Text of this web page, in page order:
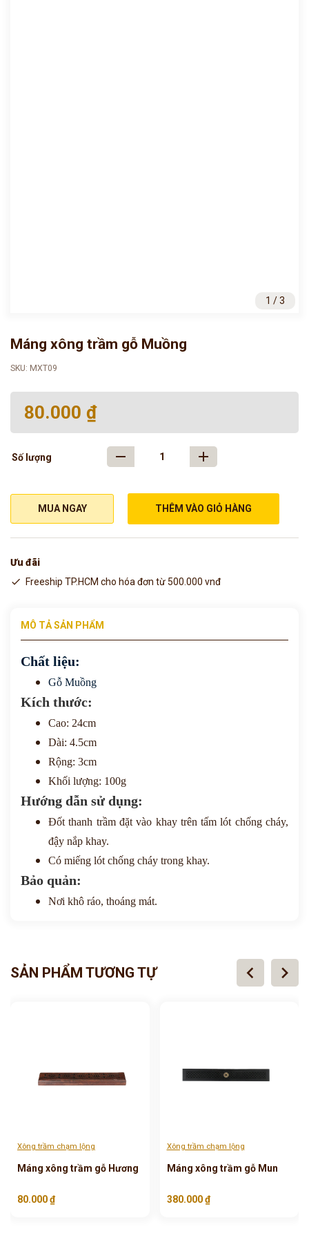
1 / 3
Máng xông trầm gỗ Muồng
SKU: MXT09
80.000 ₫
Số lượng
MUA NGAY THÊM VÀO GIỎ HÀNG
Ưu đãi
Freeship TP.HCM cho hóa đơn từ 500.000 vnđ
MÔ TẢ SẢN PHẨM
Chất liệu:
Gỗ Muồng
Kích thước:
Cao: 24cm
Dài: 4.5cm
Rộng: 3cm
Khối lượng: 100g
Hướng dẫn sử dụng:
Đốt thanh trầm đặt vào khay trên tấm lót chống cháy,
đậy nắp khay.
Có miếng lót chống cháy trong khay.
Bảo quản:
Nơi khô ráo, thoáng mát.
SẢN PHẨM TƯƠNG TỰ chevron_left chevron_right
Xông trầm chạm lộng
Máng xông trầm gỗ Hương
80.000 ₫
Xông trầm chạm lộng
Máng xông trầm gỗ Mun
380.000 ₫